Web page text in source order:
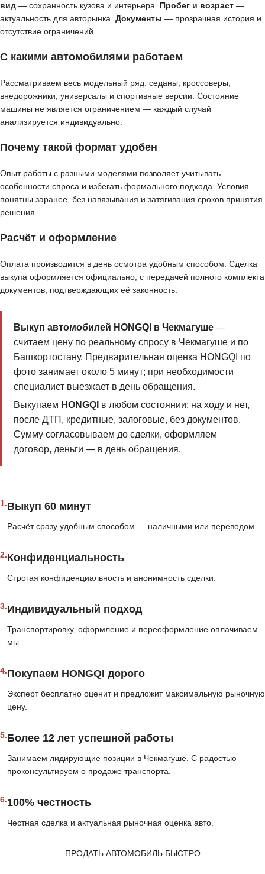
вид — сохранность кузова и интерьера. Пробег и возраст —
актуальность для авторынка. Документы — прозрачная история и
отсутствие ограничений.
С какими автомобилями работаем
Рассматриваем весь модельный ряд: седаны, кроссоверы,
внедорожники, универсалы и спортивные версии. Состояние
машины не является ограничением — каждый случай
анализируется индивидуально.
Почему такой формат удобен
Опыт работы с разными моделями позволяет учитывать
особенности спроса и избегать формального подхода. Условия
понятны заранее, без навязывания и затягивания сроков принятия
решения.
Расчёт и оформление
Оплата производится в день осмотра удобным способом. Сделка
выкупа оформляется официально, с передачей полного комплекта
документов, подтверждающих её законность.
Выкуп автомобилей HONGQI в Чекмагуше—
считаем цену по реальному спросу в Чекмагуше и по
Башкортостану. Предварительная оценка HONGQI по
фото занимает около 5 минут; при необходимости
специалист выезжает в день обращения.
Выкупаем HONGQI в любом состоянии: на ходу и нет,
после ДТП, кредитные, залоговые, без документов.
Сумму согласовываем до сделки, оформляем
договор, деньги — в день обращения.
1.Выкуп 60 минут
Расчёт сразу удобным способом — наличными или переводом.
2.Конфиденциальность
Строгая конфиденциальность и анонимность сделки.
3.Индивидуальный подход
Транспортировку, оформление и переоформление оплачиваем
мы.
4.Покупаем HONGQI дорого
Эксперт бесплатно оценит и предложит максимальную рыночную
цену.
5.Более 12 лет успешной работы
Занимаем лидирующие позиции в Чекмагуше. С радостью
проконсультируем о продаже транспорта.
6.100% честность
Честная сделка и актуальная рыночная оценка авто.
ПРОДАТЬ АВТОМОБИЛЬ БЫСТРО